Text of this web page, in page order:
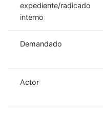
expediente/radicado
interno
Demandado
Actor